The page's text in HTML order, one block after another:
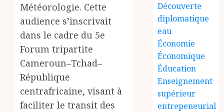
Météorologie. Cette
audience s’inscrivait
dans le cadre du 5e
Forum tripartite
Cameroun–Tchad–
République
centrafricaine, visant à
faciliter le transit des
Découverte
diplomatique
eau
Économie
Économique
Éducation
Enseignement
supérieur
entrepeneurial